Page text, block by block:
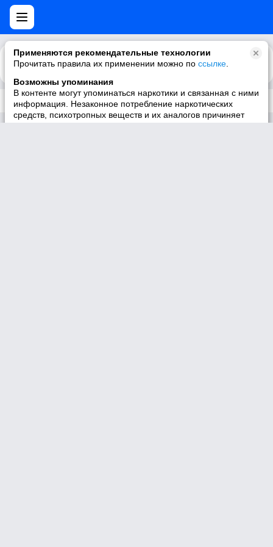
Применяются рекомендательные технологии
Прочитать правила их применении можно по ссылке
Возможны упоминания
В контенте могут упоминаться наркотики и связанная с ними
информация. Незаконное потребление наркотических
средств, психотропных веществ и их аналогов причиняет
Каталог Рекомендации
Трек не существует